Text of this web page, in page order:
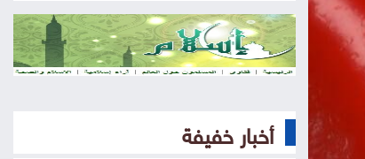
هل أصبحت الهواتف القابلة للطي
مملة؟
الجلطة .. لا تتجاهلها
أخبار خفيفة